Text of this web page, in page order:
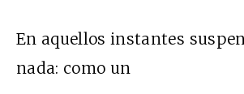
En aquellos instantes
nada: como un